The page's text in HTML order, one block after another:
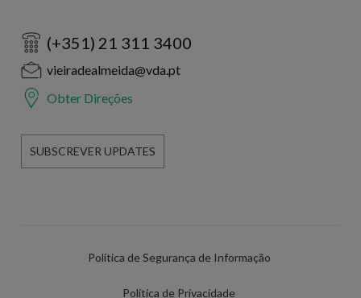
(+351) 21 311 3400
vieiradealmeida@vda.pt
Obter Direções
SUBSCREVER UPDATES
Política de Segurança de Informação
Política de Privacidade